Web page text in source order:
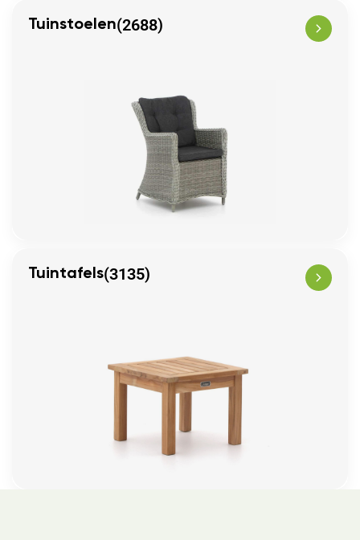
Tuinstoelen(2688)
Tuintafels(3135)